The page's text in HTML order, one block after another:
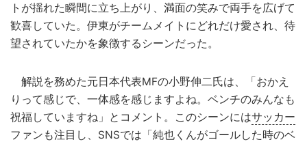
トが揺れた瞬間に立ち上がり、満面の笑みで両手を広げて
歓喜していた。伊東がチームメイトにどれだけ愛され、待
望されていたかを象徴するシーンだった。
解説を務めた元日本代表MFの小野伸二氏は、「おかえ
りって感じで、一体感を感じますよね。ベンチのみんなも
祝福していますね」とコメント。このシーンにはサッカー
ファンも注目し、 SNSでは「純也くんがゴールした時のベ